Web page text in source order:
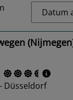
Düsseldorf